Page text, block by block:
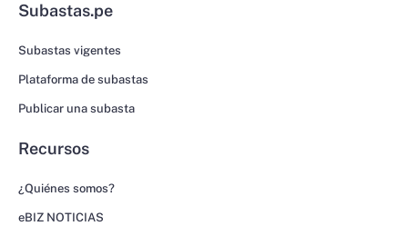
Subastas.pe
Subastas vigentes
Plataforma de subastas
Publicar una subasta
Recursos
¿Quiénes somos?
eBIZ NOTICIAS